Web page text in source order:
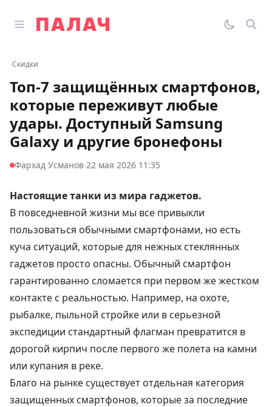
Открыть главное меню
Палач
‹Скидки
Топ-7 защищённых смартфонов,
которые переживут любые
удары. Доступный Samsung
Galaxy и другие бронефоны
Фархад Усманов·22 мая 2026 11:35
Настоящие танки из мира гаджетов.
В повседневной жизни мы все привыкли
пользоваться обычными смартфонами, но есть
куча ситуаций, которые для нежных стеклянных
гаджетов просто опасны. Обычный смартфон
гарантированно сломается при первом же жестком
контакте с реальностью. Например, на охоте,
рыбалке, пыльной стройке или в серьезной
экспедиции стандартный флагман превратится в
дорогой кирпич после первого же полета на камни
или купания в реке.
Благо на рынке существует отдельная категория
защищенных смартфонов, которые за последние